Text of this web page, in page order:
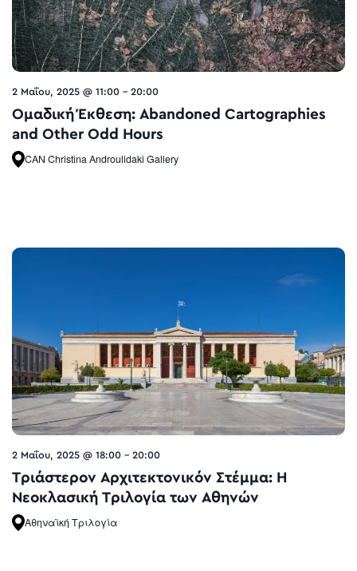
2 Μαΐου, 2025 @ 11:00 - 20:00
Ομαδική Έκθεση: Abandoned Cartographies
and Other Odd Hours
CAN Christina Androulidaki Gallery
2 Μαΐου, 2025 @ 18:00 - 20:00
Τριάστερον Αρχιτεκτονικόν Στέμμα: Η
Νεοκλασική Τριλογία των Αθηνών
Αθηναϊκή Τριλογία